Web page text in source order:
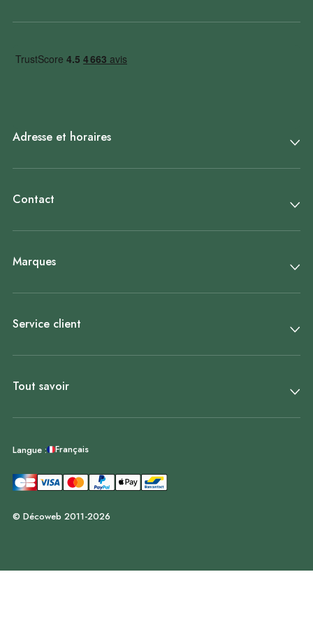
Adresse et horaires
Contact
Marques
Service client
Tout savoir
Langue : Français
© Décoweb 2011-2026